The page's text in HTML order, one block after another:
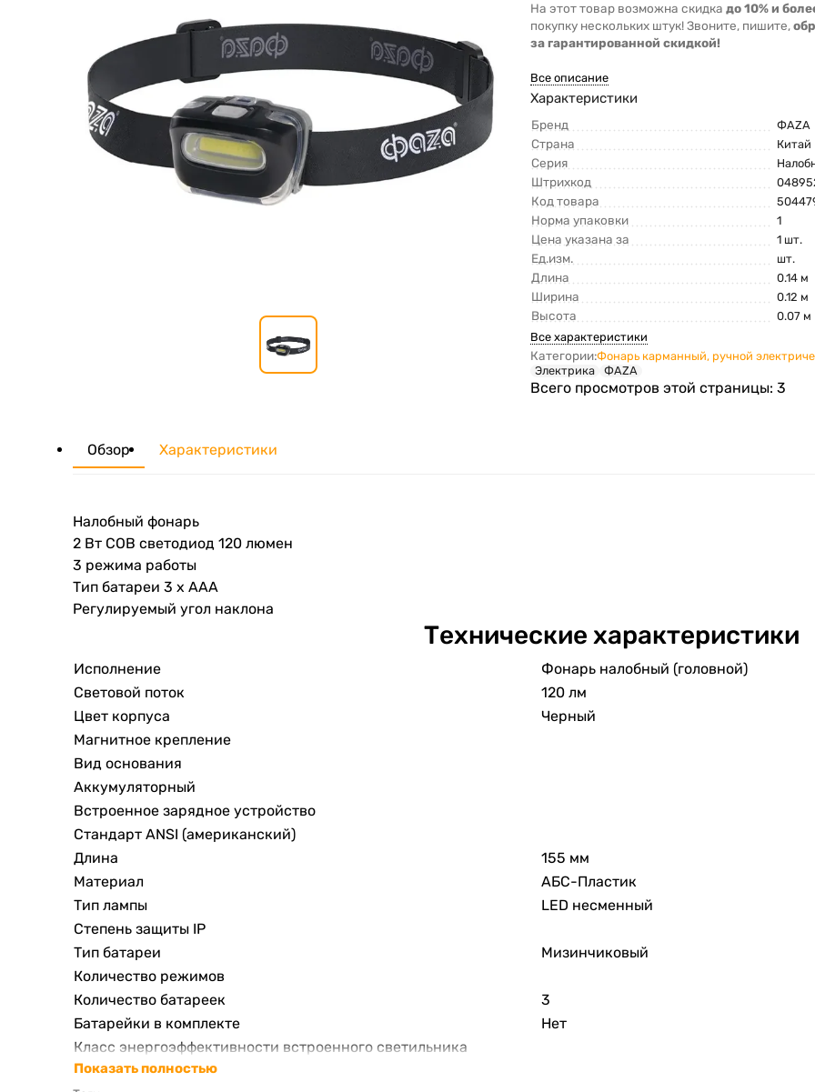
На этот товар возможна скидкадо 10% и
покупку нескольких штук! Звоните, пишите,
за гарантированной скидкой!
Все описание
Характеристики
Бренд ФАZА
Страна Китай
Серия
Штрихкод
Код товара
Норма упаковки 1
Цена указана за 1 шт.
Ед.изм. шт.
Длина 0.14 м
Ширина 0.12 м
Высота
0.07 м
Все характеристики
Категории:Фонарь карманный, ручной
Электрика
ФАZА
Всего просмотров этой страницы:3
Обзор Характеристики
Налобный фонарь
2 Вт COB светодиод 120 люмен
3 режима работы
Тип батареи 3 х ААА
Регулируемый угол наклона
Технические характеристики
Исполнение
Фонарь налобный (головной)
Световой поток
120 лм
Цвет корпуса
Черный
Магнитное крепление
Вид основания
Аккумуляторный
Встроенное зарядное устройство
Стандарт ANSI (американский)
Длина
155 мм
Материал
АБС-Пластик
Тип лампы
LED несменный
Степень защиты IP
Тип батареи
Мизинчиковый
Количество режимов
Количество батареек
3
Батарейки в комплекте
Нет
Класс энергоэффективности встроенного светильника
Класс энергоэффективности
Показать полностью